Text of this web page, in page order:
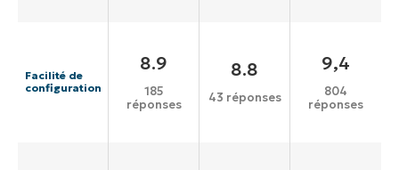
Facilité de
configuration
8.9
185
réponses
8.8
43 réponses
9,4
804
réponses